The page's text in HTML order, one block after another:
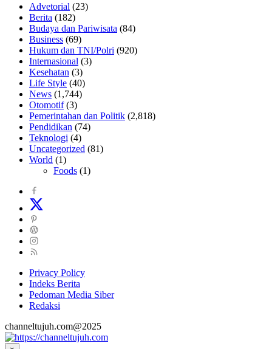
Advetorial (23)
Berita (182)
Budaya dan Pariwisata (84)
Business (69)
Hukum dan TNI/Polri (920)
Internasional (3)
Kesehatan (3)
Life Style (40)
News (1,744)
Otomotif(3)
Pemerintahan dan Politik (2,818)
Pendidikan (74)
Teknologi (4)
Uncategorized (81)
World (1)
Foods (1)
Privacy Policy
Indeks Berita
Pedoman Media Siber
Redaksi
channeltujuh.com@2025